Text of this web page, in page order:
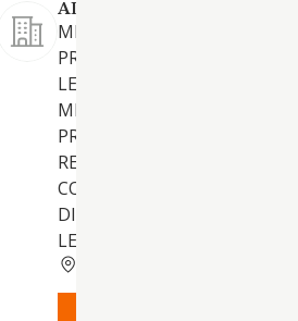
ADELOSA SL
MEDIACION DE SEGUROS
PRIVADOS, SOMETIDOS A LA
LEGISLACION ESPECIFICA DE
MEDIACION EN SEGUROS
PRIVADOS, EN CUANTO A LA
REALIZACION DE
CORREDURIA DE SEGUROS
DISPONE EL ARTICULO 15.3
LEY 9.92 ALQU